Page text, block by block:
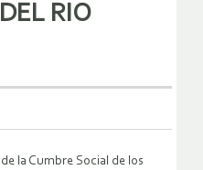
RIO
la Cumbre Social de los